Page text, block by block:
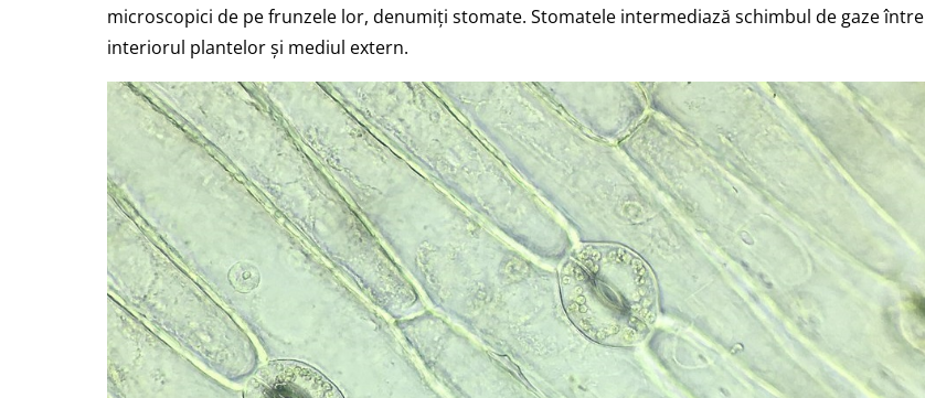
microscopici de pe frunzele lor, denumiți stomate. Stomatele intermediază schimbul de gaze între
interiorul plantelor și mediul extern.